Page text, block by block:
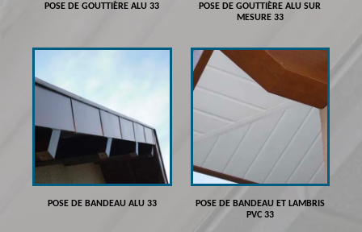
POSE DE GOUTTIÈRE ALU 33
POSE DE GOUTTIÈRE ALU SUR
MESURE 33
POSE DE BANDEAU ALU 33
POSE DE BANDEAU ET LAMBRIS
PVC 33